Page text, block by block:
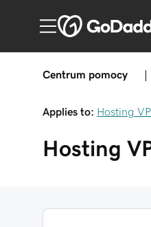
Centrum pomocy
Applies to: Hosting
Hosting